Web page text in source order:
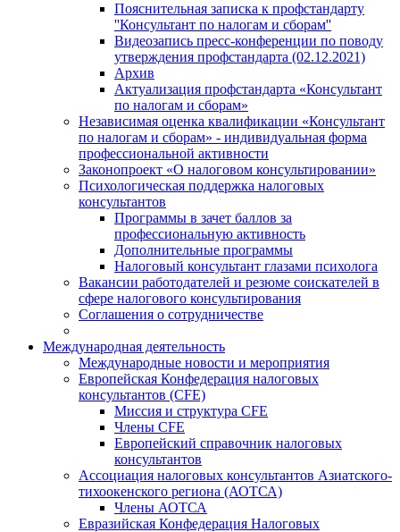
Пояснительная записка к профстандарту
''Консультант по налогам и сборам''
Видеозапись пресс-конференции по поводу
утверждения профстандарта (02.12.2021)
Архив
Актуализация профстандарта «Консультант
по налогам и сборам»
Независимая оценка квалификации «Консультант
по налогам и сборам» - индивидуальная форма
профессиональной активности
Законопроект «О налоговом консультировании»
Психологическая поддержка налоговых
консультантов
Программы в зачет баллов за
профессиональную активность
Дополнительные программы
Налоговый консультант глазами психолога
Вакансии работодателей и резюме соискателей в
сфере налогового консультирования
Соглашения о сотрудничестве
Международная деятельность
Международные новости и мероприятия
Европейская Конфедерация налоговых
консультантов (CFE)
Миссия и структура CFE
Члены CFE
Европейский справочник налоговых
консультантов
Ассоциация налоговых консультантов Азиатского-
тихоокенского региона (АОТСА)
Члены АОТСА
Евразийская Конфедерация Налоговых